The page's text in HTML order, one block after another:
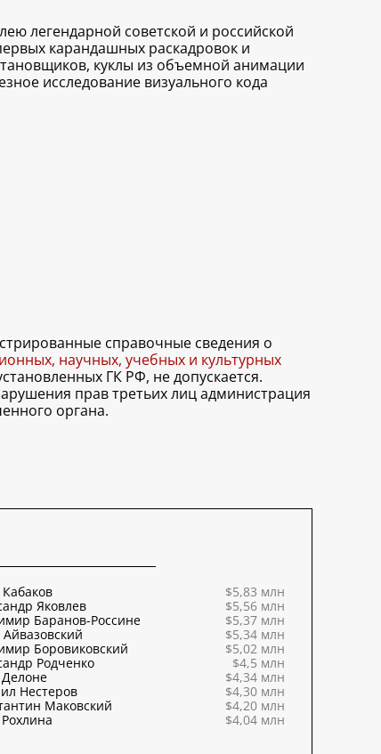
легендарной советской и российской
карандашных раскадровок и
куклы из объемной анимации
исследование визуального кода
справочные сведения о
научных, учебных и культурных
ГК РФ, не допускается.
прав третьих лиц администрация
органа.
$5,83 млн
Яковлев
$5,56 млн
Баранов-Россине
$5,37 млн
$5,34 млн
Боровиковский
$5,02 млн
Родченко
$4,5 млн
$4,34 млн
Нестеров
$4,30 млн
Маковский
$4,20 млн
$4,04 млн